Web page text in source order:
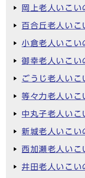
岡上老人いこい
百合丘老人いこ
小倉老人いこい
御幸老人いこい
ごうじ老人いこ
等々力老人いこ
中丸子老人いこ
新城老人いこい
西加瀬老人いこ
井田老人いこい